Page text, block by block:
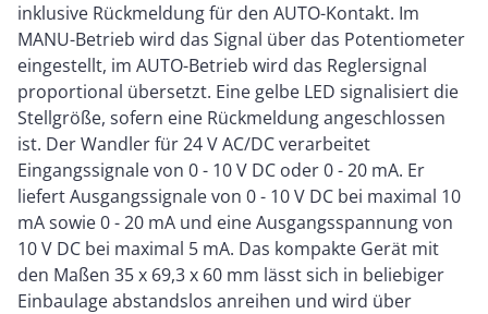
inklusive Rückmeldung für den AUTO-Kontakt. Im
MANU-Betrieb wird das Signal über das Potentiometer
eingestellt, im AUTO-Betrieb wird das Reglersignal
proportional übersetzt. Eine gelbe LED signalisiert die
Stellgröße, sofern eine Rückmeldung angeschlossen
ist. Der Wandler für 24 V AC/DC verarbeitet
Eingangssignale von 0 - 10 V DC oder 0 - 20 mA. Er
liefert Ausgangssignale von 0 - 10 V DC bei maximal 10
mA sowie 0 - 20 mA und eine Ausgangsspannung von
10 V DC bei maximal 5 mA. Das kompakte Gerät mit
den Maßen 35 x 69,3 x 60 mm lässt sich in beliebiger
Einbaulage abstandslos anreihen und wird über